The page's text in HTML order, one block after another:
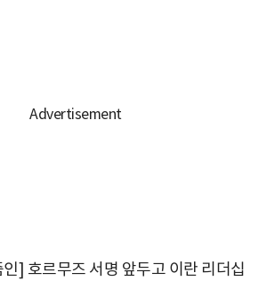
] 호르무즈 서명 앞두고 이란 리더십